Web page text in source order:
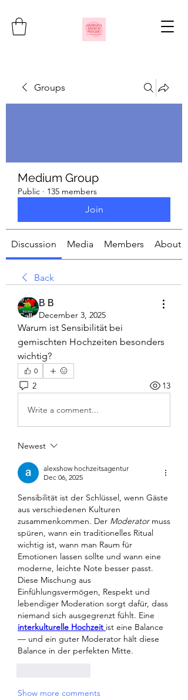
Groups
Medium Group
Public · 135 members
Join
Discussion Media Members About
Back
В В
December 3, 2025
Warum ist Sensibilität bei
gemischten Hochzeiten besonders
wichtig?
0
2 13
Write a comment...
Newest
alexshow hochzeitsagentur
Dec 06, 2025
Sensibilität ist der Schlüssel, wenn Gäste
aus verschiedenen Kulturen
zusammenkommen. Der Moderator muss
spüren, wann ein traditionelles Ritual
wichtig ist, wann man Raum für
Emotionen lassen sollte und wann eine
moderne, leichte Note besser passt.
Diese Mischung aus
Einfühlungsvermögen, Respekt und
lebendiger Moderation sorgt dafür, dass
interkulturelle Hochzeit ist eine Balance
— und ein guter Moderator hält diese
Balance in der perfekten Mitte.
Show more comments